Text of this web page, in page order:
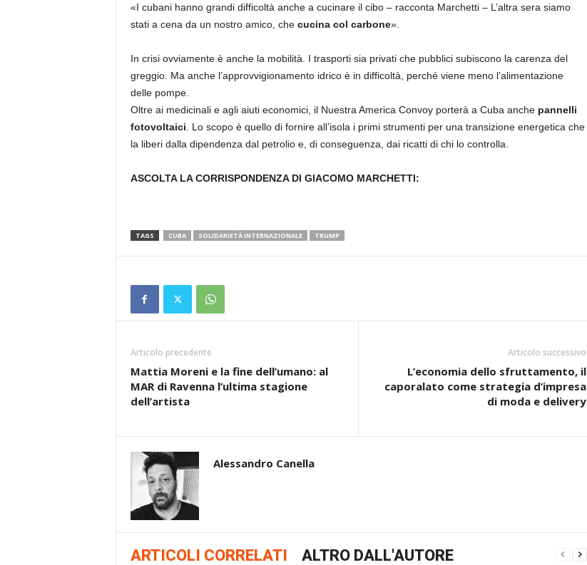
«I cubani hanno grandi difficoltà anche a cucinare il cibo – racconta Marchetti – L’altra sera siamo
stati a cena da un nostro amico, che cucina col carbone».
In crisi ovviamente è anche la mobilità. I trasporti sia privati che pubblici subiscono la carenza del
greggio. Ma anche l’approvvigionamento idrico è in difficoltà, perché viene meno l’alimentazione
delle pompe.
Oltre ai medicinali e agli aiuti economici, il Nuestra America Convoy porterà a Cuba anche pannelli
fotovoltaici . Lo scopo è quello di fornire all’isola i primi strumenti per una transizione energetica che
la liberi dalla dipendenza dal petrolio e, di conseguenza, dai ricatti di chi lo controlla.
ASCOLTA LA CORRISPONDENZA DI GIACOMO MARCHETTI:
TAGS CUBA SOLIDARIETÀ INTERNAZIONALE TRUMP
Articolo precedente
Mattia Moreni e la fine dell’umano: al
MAR di Ravenna l’ultima stagione
dell’artista
Articolo successivo
L’economia dello sfruttamento, il
caporalato come strategia d’impresa
di moda e delivery
Alessandro Canella
ARTICOLI CORRELATI ALTRO DALL'AUTORE